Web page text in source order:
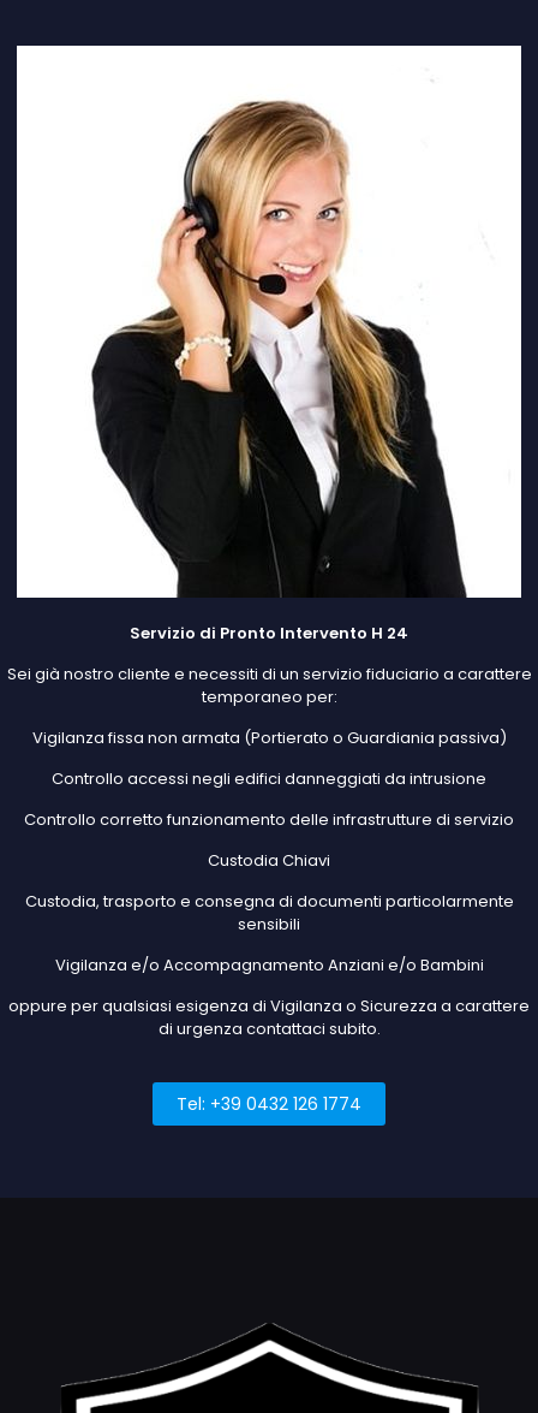
Servizio di Pronto Intervento H 24
Sei già nostro cliente e necessiti di un servizio fiduciario a carattere
temporaneo per:
Vigilanza fissa non armata (Portierato o Guardiania passiva)
Controllo accessi negli edifici danneggiati da intrusione
Controllo corretto funzionamento delle infrastrutture di servizio
Custodia Chiavi
Custodia, trasporto e consegna di documenti particolarmente
sensibili
Vigilanza e/o Accompagnamento Anziani e/o Bambini
oppure per qualsiasi esigenza di Vigilanza o Sicurezza a carattere
di urgenza contattaci subito.
Tel: +39 0432 126 1774